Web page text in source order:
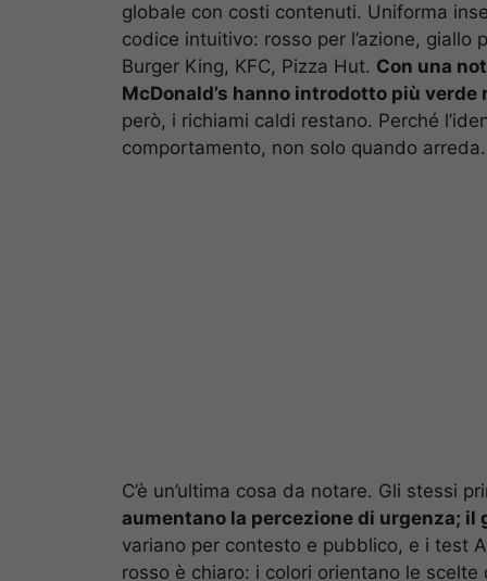
globale con costi contenuti. Uniforma
codice intuitivo: rosso per l’azione, giallo
Burger King, KFC, Pizza Hut. Con una
McDonald’s hanno introdotto più
però, i richiami caldi restano. Perché
comportamento, non solo quando arreda.
C’è un’ultima cosa da notare. Gli stessi
aumentano la percezione di urgenza;
variano per contesto e pubblico, e i test
rosso è chiaro: i colori orientano le